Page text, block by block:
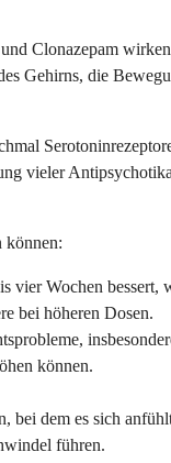
Clonazepam
Gehirns, die
vieler
können:
vier Wochen bessert,
bei höheren Dosen.
können.
dem es sich
führen.